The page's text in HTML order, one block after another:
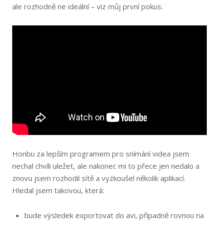
ale rozhodně ne ideální – viz můj první pokus:
Honbu za lepším programem pro snímání videa jsem
nechal chvíli uležet, ale nakonec mi to přece jen nedalo a
znovu jsem rozhodil sítě a vyzkoušel několik aplikací.
Hledal jsem takovou, která:
bude výsledek exportovat do avi, případně rovnou na